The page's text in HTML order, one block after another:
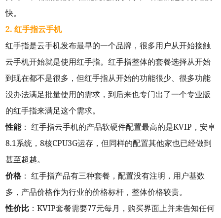
快。
2. 红手指云手机
红手指是云手机发布最早的一个品牌，很多用户从开始接触
云手机开始就是使用红手指。红手指整体的套餐选择从开始
到现在都不是很多，但红手指从开始的功能很少、很多功能
没办法满足批量使用的需求，到后来也专门出了一个专业版
的红手指来满足这个需求。
性能： 红手指云手机的产品软硬件配置最高的是KVIP，安卓
8.1系统，8核CPU3G运存，但同样的配置其他家也已经做到
甚至超越。
价格： 红手指产品有三种套餐，配置没有注明，用户基数
多，产品价格作为行业的价格标杆，整体价格较贵。
性价比：KVIP套餐需要77元每月，购买界面上并未告知任何